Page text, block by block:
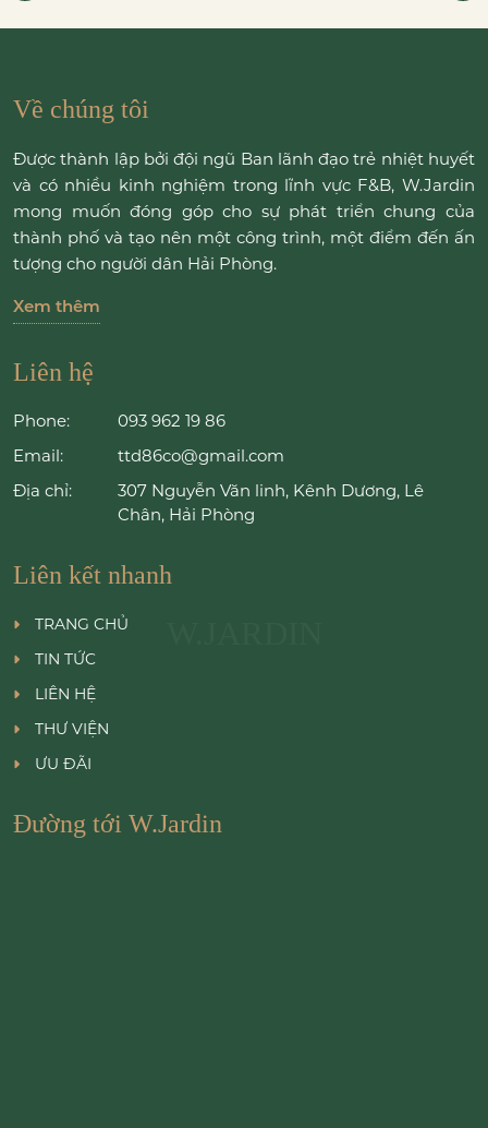
Về chúng tôi
Được thành lập bởi đội ngũ Ban lãnh đạo trẻ nhiệt huyết
và có nhiều kinh nghiệm trong lĩnh vực F&B, W.Jardin
mong muốn đóng góp cho sự phát triển chung của
thành phố và tạo nên một công trình, một điểm đến ấn
tượng cho người dân Hải Phòng.
Xem thêm
Liên hệ
Phone:
093 962 19 86
Email:
ttd86co@gmail.com
Địa chỉ:
307 Nguyễn Văn linh, Kênh Dương, Lê
Chân, Hải Phòng
Liên kết nhanh
TRANG CHỦ
TIN TỨC
LIÊN HỆ
THƯ VIỆN
ƯU ĐÃI
Đường tới W.Jardin